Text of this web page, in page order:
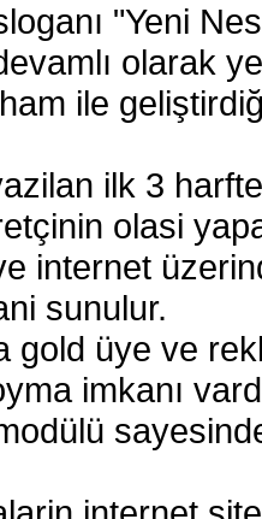
"Yeni
olarak
ile
ilk 3
olasi
internet
sunulur.
gold üye ve
imkanı